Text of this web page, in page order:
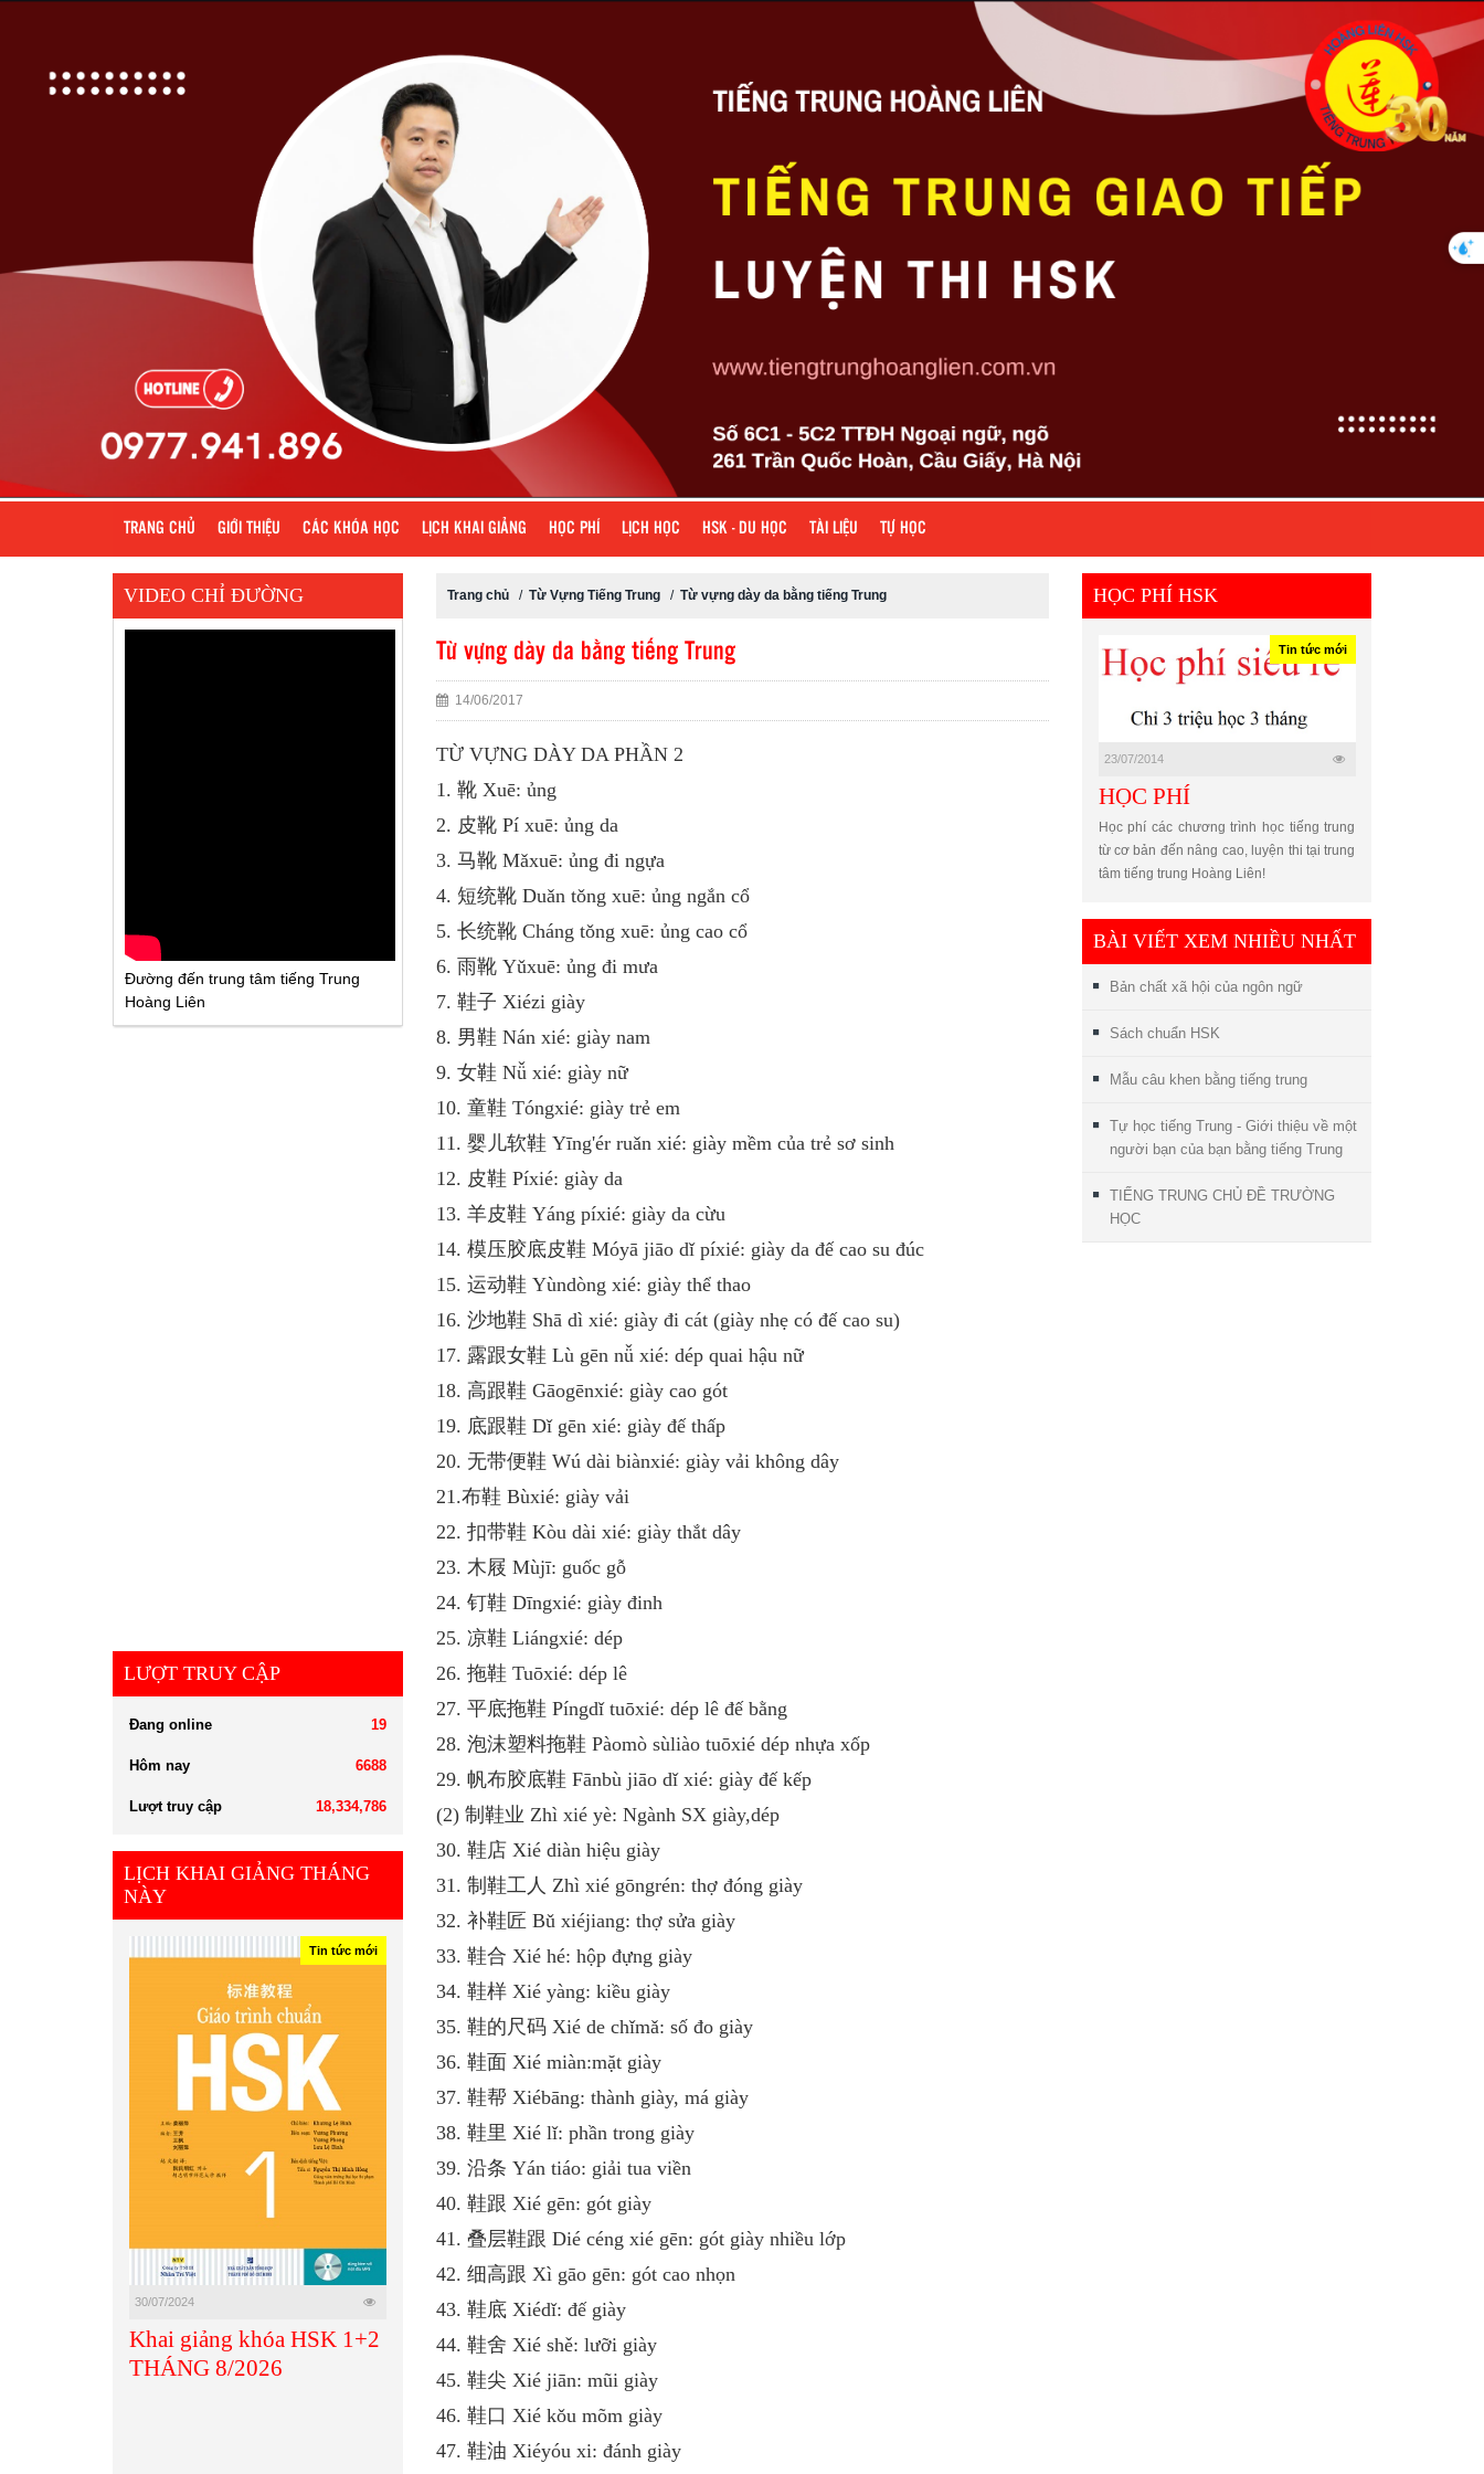
TRANG CHỦ GIỚI THIỆU CÁC KHÓA HỌC LỊCH KHAI GIẢNG HỌC PHÍ LỊCH HỌC HSK - DU HỌC TÀI LIỆU TỰ HỌC
VIDEO CHỈ ĐƯỜNG
Đường đến trung tâm tiếng Trung
Hoàng Liên
LƯỢT TRUY CẬP
Đang online 19
Hôm nay 6688
Lượt truy cập 18,334,786
LỊCH KHAI GIẢNG THÁNG
NÀY
Tin tức mới
30/07/2024
Khai giảng khóa HSK 1+2
THÁNG 8/2026
Trang chủ/ Từ Vựng Tiếng Trung / Từ vựng dày da bằng tiếng Trung
Từ vựng dày da bằng tiếng Trung
14/06/2017
TỪ VỰNG DÀY DA PHẦN 2
1. 靴 Xuē: ủng
2. 皮靴 Pí xuē: ủng da
3. 马靴 Mǎxuē: ủng đi ngựa
4. 短统靴 Duǎn tǒng xuē: ủng ngắn cổ
5. 长统靴 Cháng tǒng xuē: ủng cao cổ
6. 雨靴 Yǔxuē: ủng đi mưa
7. 鞋子 Xiézi giày
8. 男鞋 Nán xié: giày nam
9. 女鞋 Nǚ xié: giày nữ
10. 童鞋 Tóngxié: giày trẻ em
11. 婴儿软鞋 Yīng'ér ruǎn xié: giày mềm của trẻ sơ sinh
12. 皮鞋 Píxié: giày da
13. 羊皮鞋 Yáng píxié: giày da cừu
14. 模压胶底皮鞋 Móyā jiāo dǐ píxié: giày da đế cao su đúc
15. 运动鞋 Yùndòng xié: giày thể thao
16. 沙地鞋 Shā dì xié: giày đi cát (giày nhẹ có đế cao su)
17. 露跟女鞋 Lù gēn nǚ xié: dép quai hậu nữ
18. 高跟鞋 Gāogēnxié: giày cao gót
19. 底跟鞋 Dǐ gēn xié: giày đế thấp
20. 无带便鞋 Wú dài biànxié: giày vải không dây
21.布鞋 Bùxié: giày vải
22. 扣带鞋 Kòu dài xié: giày thắt dây
23. 木屐 Mùjī: guốc gỗ
24. 钉鞋 Dīngxié: giày đinh
25. 凉鞋 Liángxié: dép
26. 拖鞋 Tuōxié: dép lê
27. 平底拖鞋 Píngdǐ tuōxié: dép lê đế bằng
28. 泡沫塑料拖鞋 Pàomò sùliào tuōxié dép nhựa xốp
29. 帆布胶底鞋 Fānbù jiāo dǐ xié: giày đế kếp
(2) 制鞋业 Zhì xié yè: Ngành SX giày,dép
30. 鞋店 Xié diàn hiệu giày
31. 制鞋工人 Zhì xié gōngrén: thợ đóng giày
32. 补鞋匠 Bǔ xiéjiang: thợ sửa giày
33. 鞋合 Xié hé: hộp đựng giày
34. 鞋样 Xié yàng: kiều giày
35. 鞋的尺码 Xié de chǐmǎ: số đo giày
36. 鞋面 Xié miàn:mặt giày
37. 鞋帮 Xiébāng: thành giày, má giày
38. 鞋里 Xié lǐ: phần trong giày
39. 沿条 Yán tiáo: giải tua viền
40. 鞋跟 Xié gēn: gót giày
41. 叠层鞋跟 Dié céng xié gēn: gót giày nhiều lớp
42. 细高跟 Xì gāo gēn: gót cao nhọn
43. 鞋底 Xiédǐ: đế giày
44. 鞋舍 Xié shě: lưỡi giày
45. 鞋尖 Xié jiān: mũi giày
46. 鞋口 Xié kǒu mõm giày
47. 鞋油 Xiéyóu xi: đánh giày
HỌC PHÍ HSK
Tin tức mới
23/07/2014
HỌC PHÍ
Học phí các chương trình học tiếng trung
từ cơ bản đến nâng cao, luyện thi tại trung
tâm tiếng trung Hoàng Liên!
BÀI VIẾT XEM NHIỀU NHẤT
Bản chất xã hội của ngôn ngữ
Sách chuẩn HSK
Mẫu câu khen bằng tiếng trung
Tự học tiếng Trung - Giới thiệu về một
người bạn của bạn bằng tiếng Trung
TIẾNG TRUNG CHỦ ĐỀ TRƯỜNG
HỌC